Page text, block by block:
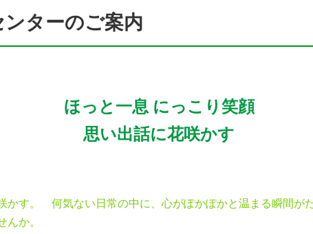
ターのご案内
ほっと一息 にっこり笑顔
思い出話に花咲かす
かす。 何気ない日常の中に、心がぽかぽかと温まる瞬間が
か。